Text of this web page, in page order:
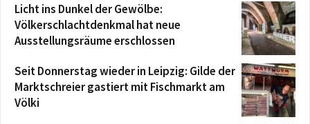
Licht ins Dunkel der Gewölbe:
Völkerschlachtdenkmal hat neue
Ausstellungsräume erschlossen
Seit Donnerstag wieder in Leipzig: Gilde der
Marktschreier gastiert mit Fischmarkt am
Völki